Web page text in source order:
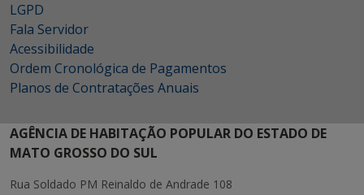
LGPD
Fala Servidor
Acessibilidade
Ordem Cronológica de Pagamentos
Planos de Contratações Anuais
AGÊNCIA DE HABITAÇÃO POPULAR DO ESTADO DE
MATO GROSSO DO SUL
Rua Soldado PM Reinaldo de Andrade 108